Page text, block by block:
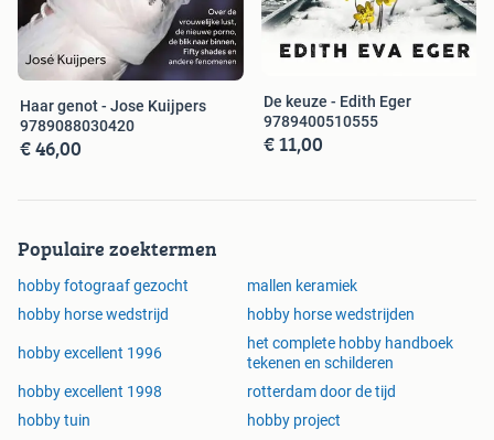
Haar genot - Jose Kuijpers
9789088030420
€ 46,00
De keuze - Edith Eger
9789400510555
€ 11,00
Populaire zoektermen
hobby fotograaf gezocht
mallen keramiek
hobby horse wedstrijd
hobby horse wedstrijden
hobby excellent 1996
het complete hobby handboek
tekenen en schilderen
hobby excellent 1998
rotterdam door de tijd
hobby tuin
hobby project